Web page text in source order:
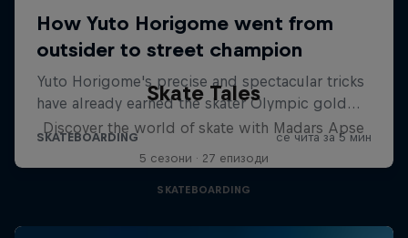
Skate Tales
Discover the world of skate with Madars Apse
5 сезони · 27 епизоди
SKATEBOARDING